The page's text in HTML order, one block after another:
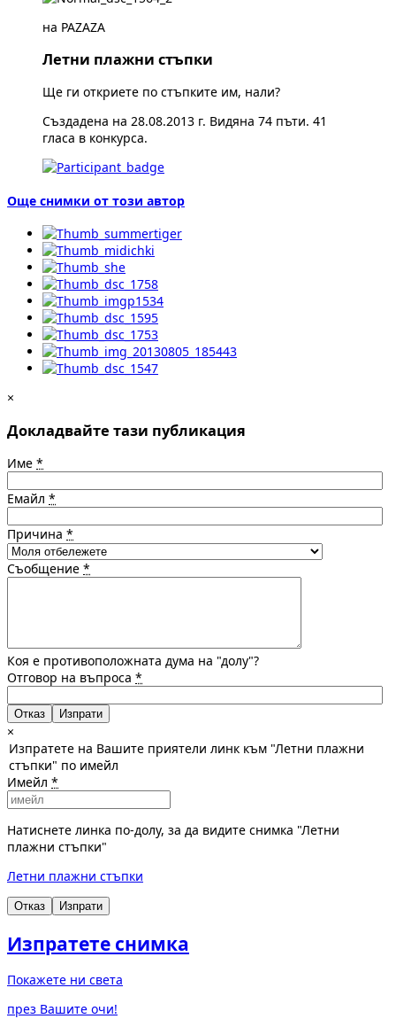
на PAZAZA
Летни плажни стъпки
Ще ги откриете по стъпките им, нали?
Създадена на 28.08.2013 г. Видяна 74 пъти. 41
гласа в конкурса.
Още снимки от този автор
×
Докладвайте тази публикация
Име *
Емайл *
Причина *
Съобщение *
Коя е противоположната дума на "долу"?
Отговор на въпроса *
Отказ
×
Изпратете на Вашите приятели линк към "Летни плажни
стъпки" по имейл
Имейл *
Натиснете линка по-долу, за да видите снимка "Летни
плажни стъпки"
Летни плажни стъпки
Отказ Изпрати
Изпратете снимка
Покажете ни света
през Вашите очи!